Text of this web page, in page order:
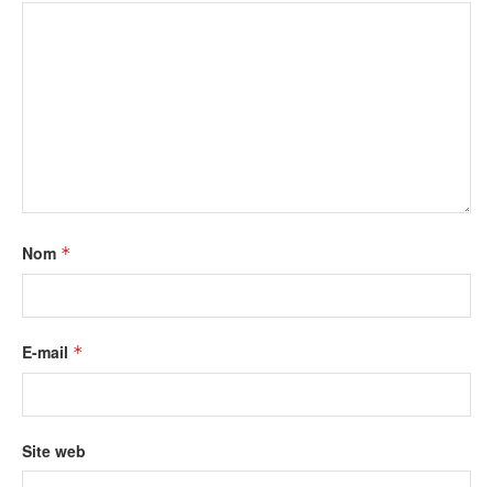
Nom *
E-mail *
Site web